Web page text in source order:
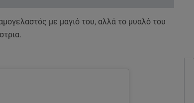
με μαγιό του, αλλά το μυαλό του